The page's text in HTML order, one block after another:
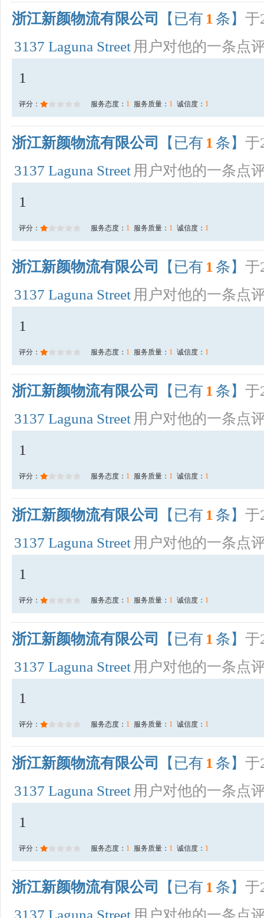
浙江新颜物流有限公司 【已有 1 条】 于
3137 Laguna Street 用户对他的一条点
1
评分： 服务态度： 1 服务质量： 1 诚信度： 1
浙江新颜物流有限公司 【已有 1 条】 于
3137 Laguna Street 用户对他的一条点
1
评分： 服务态度： 1 服务质量： 1 诚信度： 1
浙江新颜物流有限公司 【已有 1 条】 于
3137 Laguna Street 用户对他的一条点
1
评分： 服务态度： 1 服务质量： 1 诚信度： 1
浙江新颜物流有限公司 【已有 1 条】 于
3137 Laguna Street 用户对他的一条点
1
评分： 服务态度： 1 服务质量： 1 诚信度： 1
浙江新颜物流有限公司 【已有 1 条】 于
3137 Laguna Street 用户对他的一条点
1
评分： 服务态度： 1 服务质量： 1 诚信度： 1
浙江新颜物流有限公司 【已有 1 条】 于
3137 Laguna Street 用户对他的一条点
1
评分： 服务态度： 1 服务质量： 1 诚信度： 1
浙江新颜物流有限公司 【已有 1 条】 于
3137 Laguna Street 用户对他的一条点
1
评分： 服务态度： 1 服务质量： 1 诚信度： 1
浙江新颜物流有限公司 【已有 1 条】 于
3137 Laguna Street 用户对他的一条点